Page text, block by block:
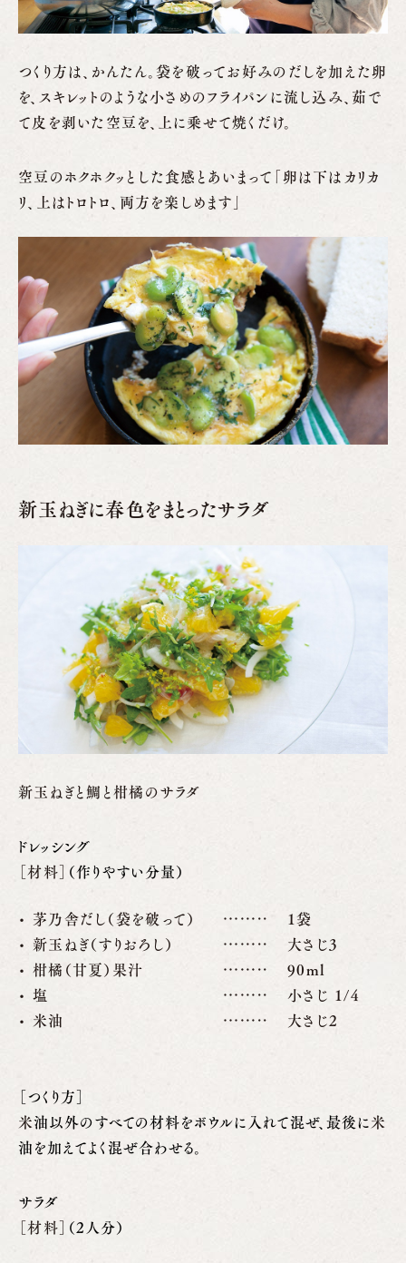
つくり方は、かんたん。袋を破ってお好みのだしを加えた卵
を、スキレットのような小さめのフライパンに流し込み、茹で
て皮を剥いた空豆を、上に乗せて焼くだけ。
空豆のホクホクッとした食感とあいまって「卵は下はカリカ
リ、上はトロトロ、両方を楽しめます」
新玉ねぎに春色をまとったサラダ
新玉ねぎと鯛と柑橘のサラダ
ドレッシング
［材料］
（作りやすい分量）
茅乃舎だし（袋を破って）
1袋
新玉ねぎ（すりおろし）
大さじ3
柑橘（甘夏）果汁
90ml
塩
小さじ 1/4
米油
大さじ2
［つくり方］
米油以外のすべての材料をボウルに入れて混ぜ、最後に 米
油を加えてよく混ぜ合わせる。
サラダ
［材料］
（2人分）